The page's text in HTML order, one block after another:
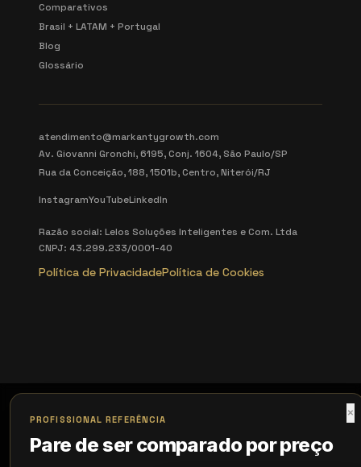
Comparativos
Brasil + LATAM + Portugal
Blog
Glossário
atendimento@markantygrowth.com
Av. Giovanni Gronchi, 6195, Conj. 1604, São Paulo/SP
Rua da Conceição, 188, 1501b, Centro, Niterói/RJ
InstagramYouTubeLinkedIn
Razão social: Lelos Soluções Inteligentes e Com. Ltda
CNPJ: 43.299.233/0001-40
Política de PrivacidadePolítica de Cookies
×
PROFISSIONAL REFERÊNCIA
Pare de ser comparado por preço